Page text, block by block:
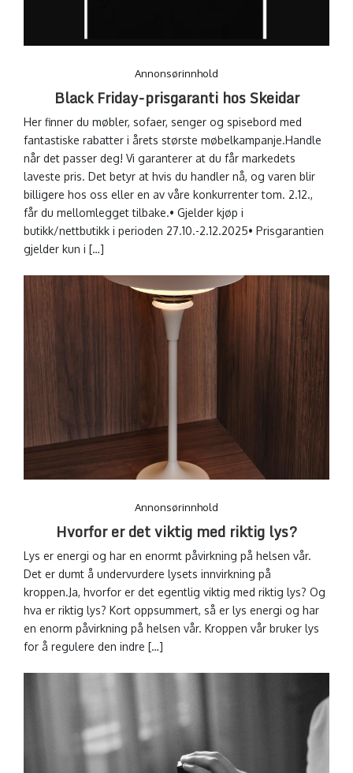
Annonsørinnhold
Black Friday-prisgaranti hos Skeidar
Her finner du møbler, sofaer, senger og spisebord med
fantastiske rabatter i årets største møbelkampanje.Handle
når det passer deg! Vi garanterer at du får markedets
laveste pris. Det betyr at hvis du handler nå, og varen blir
billigere hos oss eller en av våre konkurrenter tom. 2.12.,
får du mellomlegget tilbake.• Gjelder kjøp i
butikk/nettbutikk i perioden 27.10.-2.12.2025• Prisgarantien
gjelder kun i […]
Annonsørinnhold
Hvorfor er det viktig med riktig lys?
Lys er energi og har en enormt påvirkning på helsen vår.
Det er dumt å undervurdere lysets innvirkning på
kroppen.Ja, hvorfor er det egentlig viktig med riktig lys? Og
hva er riktig lys? Kort oppsummert, så er lys energi og har
en enorm påvirkning på helsen vår. Kroppen vår bruker lys
for å regulere den indre […]